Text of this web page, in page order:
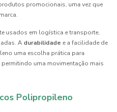
promocionais, uma vez que
usados em logística e transporte,
A durabilidade e a facilidade de
uma escolha prática para
uma movimentação mais
Polipropileno